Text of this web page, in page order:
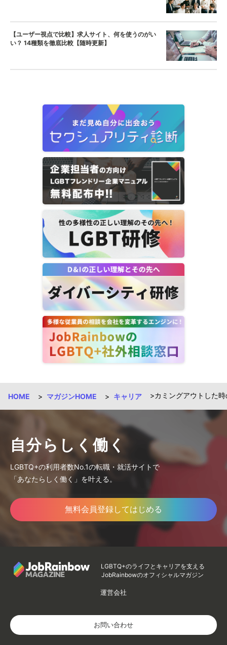
【ユーザー視点で比較】求人サイト、何を使うのがい
い？ 14種類を徹底比較【随時更新】
HOME マガジンHOME キャリア カミングアウトした
自分らしく働く
LGBTQ+の利用者数No.1の転職・就活サイトで
「あなたらしく働く」を叶える。
無料会員登録してはじめる
LGBTQ+のライフとキャリアを支える
JobRainbowのオフィシャルマガジン
運営会社
お問い合わせ